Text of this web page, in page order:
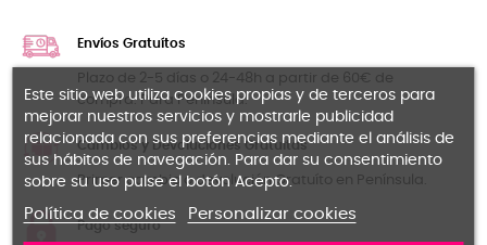
Envíos Gratuítos
Plazo de 2-5 días o 24-48h a partir de 60€ de
compra. Para Península.
Cambios y Devoluciones Gratuitas
Primer cambio o devolución Gratuíto en Península.
Pago seguro
Este sitio web utiliza cookies propias y de terceros para
mejorar nuestros servicios y mostrarle publicidad
relacionada con sus preferencias mediante el análisis de
sus hábitos de navegación. Para dar su consentimiento
sobre su uso pulse el botón Acepto.
Política de cookies Personalizar cookies